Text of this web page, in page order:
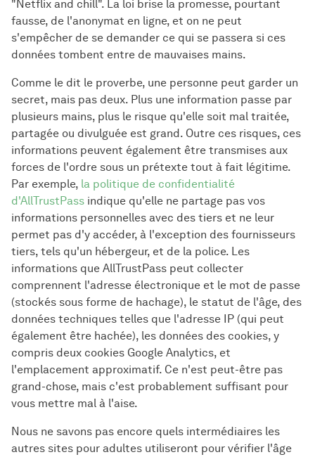
"Netflix and chill". La loi brise la promesse, pourtant
fausse, de l'anonymat en ligne, et on ne peut
s'empêcher de se demander ce qui se passera si ces
données tombent entre de mauvaises mains.
Comme le dit le proverbe, une personne peut garder un
secret, mais pas deux. Plus une information passe par
plusieurs mains, plus le risque qu'elle soit mal traitée,
partagée ou divulguée est grand. Outre ces risques, ces
informations peuvent également être transmises aux
forces de l'ordre sous un prétexte tout à fait légitime.
Par exemple, la politique de confidentialité
d'AllTrustPass indique qu'elle ne partage pas vos
informations personnelles avec des tiers et ne leur
permet pas d'y accéder, à l'exception des fournisseurs
tiers, tels qu'un hébergeur, et de la police. Les
informations que AllTrustPass peut collecter
comprennent l'adresse électronique et le mot de passe
(stockés sous forme de hachage), le statut de l'âge, des
données techniques telles que l'adresse IP (qui peut
également être hachée), les données des cookies, y
compris deux cookies Google Analytics, et
l'emplacement approximatif. Ce n'est peut-être pas
grand-chose, mais c'est probablement suffisant pour
vous mettre mal à l'aise.
Nous ne savons pas encore quels intermédiaires les
autres sites pour adultes utiliseront pour vérifier l'âge